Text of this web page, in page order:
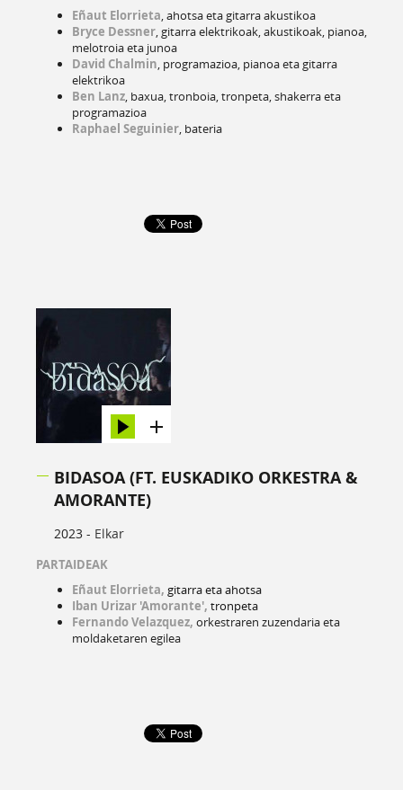
Eñaut Elorrieta, ahotsa eta gitarra akustikoa
Bryce Dessner, gitarra elektrikoak, akustikoak, pianoa,
melotroia eta junoa
David Chalmin, programazioa, pianoa eta gitarra
elektrikoa
Ben Lanz, baxua, tronboia, tronpeta, shakerra eta
programazioa
Raphael Seguinier, bateria
BIDASOA (FT. EUSKADIKO ORKESTRA &
AMORANTE)
2023 - Elkar
PARTAIDEAK
Eñaut Elorrieta, gitarra eta ahotsa
Iban Urizar 'Amorante', tronpeta
Fernando Velazquez, orkestraren zuzendaria eta
moldaketaren egilea